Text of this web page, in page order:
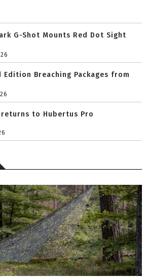
G-Shot Mounts Red Dot Sight
Edition Breaching Packages from
returns to Hubertus Pro